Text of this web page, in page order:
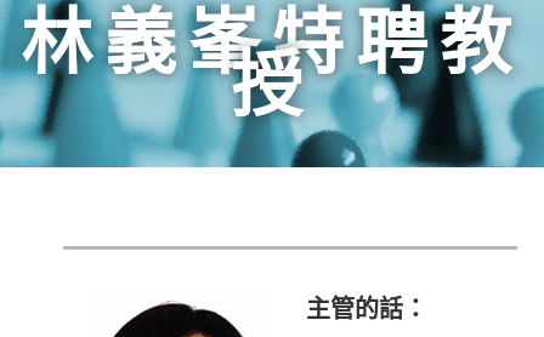
林義峯特聘教
授
主管的話：